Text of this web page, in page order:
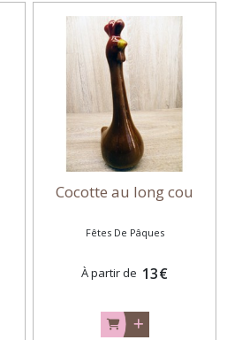
Cocotte au long cou
Fêtes De Pâques
À partir de 13€